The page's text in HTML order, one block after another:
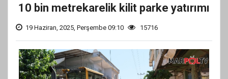
10 bin metrekarelik kilit parke yatırımı
19 Haziran, 2025, Perşembe 09:10 15716